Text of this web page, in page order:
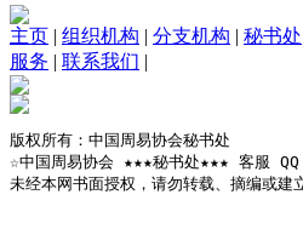
主页 | 组织机构 | 分支机构 | 秘书处
服务 | 联系我们 |
版权所有：中国周易协会秘书处
☆中国周易协会 ★★★秘书处★★★ 客服
未经本网书面授权，请勿转载、摘编或